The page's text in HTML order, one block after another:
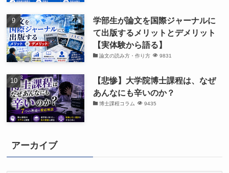
学部生が論文を国際ジャーナルに
て出版するメリットとデメリット
【実体験から語る】
論文の読み方・作り方 9831
【悲惨】大学院博士課程は、なぜ
あんなにも辛いのか？
博士課程コラム 9435
アーカイブ